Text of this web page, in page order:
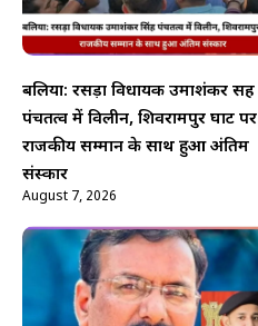
बलिया: रसड़ा विधायक उमाशंकर सिंह
पंचतत्व में विलीन, शिवरामपुर घाट पर
राजकीय सम्मान के साथ हुआ अंतिम
संस्कार
August 7, 2026